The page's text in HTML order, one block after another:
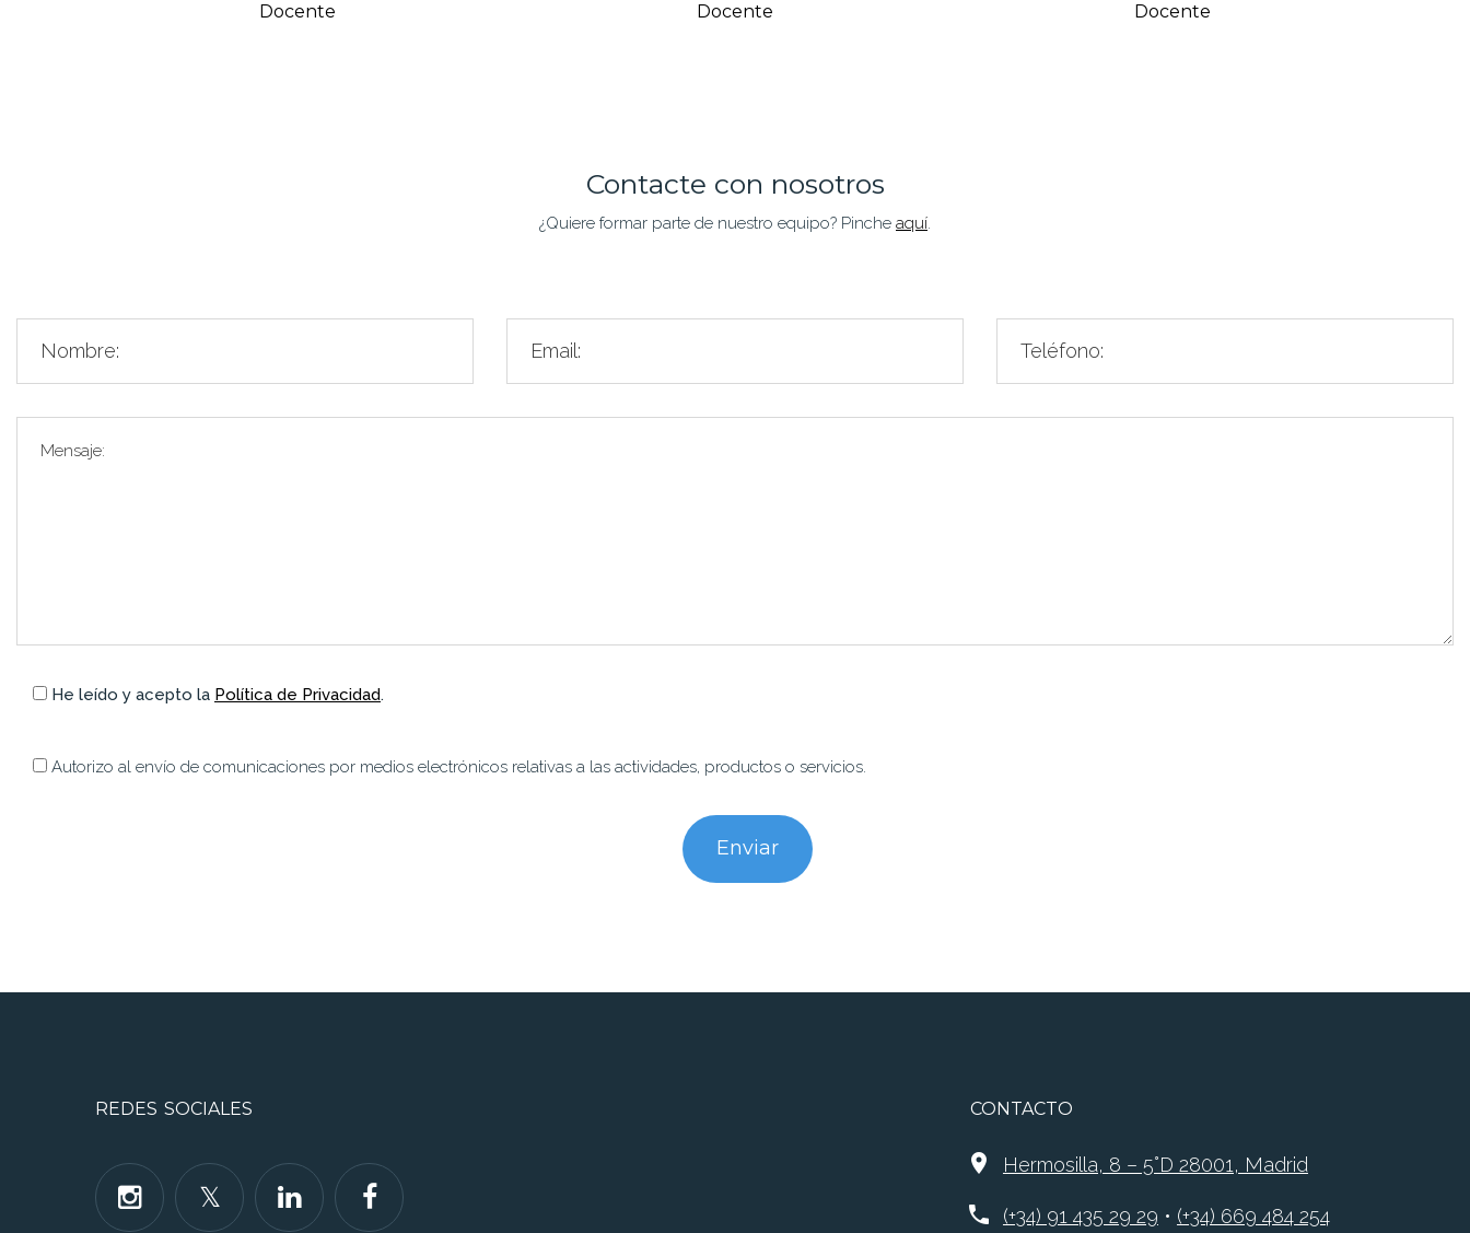
Docente Docente Docente
Contacte con nosotros
¿Quiere formar parte de nuestro equipo? Pinche aquí.
He leído y acepto la Política de Privacidad.
Autorizo al envío de comunicaciones por medios electrónicos relativas a las actividades, productos o servicios.
REDES SOCIALES CONTACTO
Hermosilla, 8 – 5°D 28001, Madrid
(+34) 91 435 29 29 • (+34) 669 484 254